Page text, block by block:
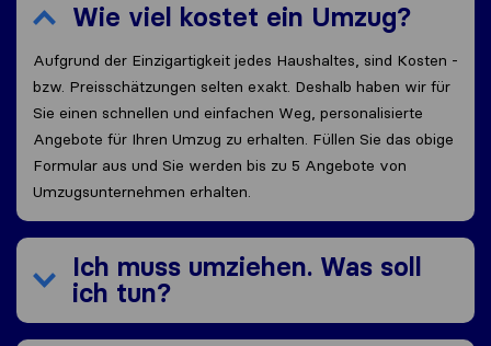
Wie viel kostet ein Umzug?
Aufgrund der Einzigartigkeit jedes Haushaltes, sind Kosten -
bzw. Preisschätzungen selten exakt. Deshalb haben wir für
Sie einen schnellen und einfachen Weg, personalisierte
Angebote für Ihren Umzug zu erhalten. Füllen Sie das obige
Formular aus und Sie werden bis zu 5 Angebote von
Umzugsunternehmen erhalten.
Ich muss umziehen. Was soll
ich tun?